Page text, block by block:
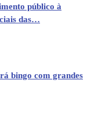
público à
das…
bingo com grandes